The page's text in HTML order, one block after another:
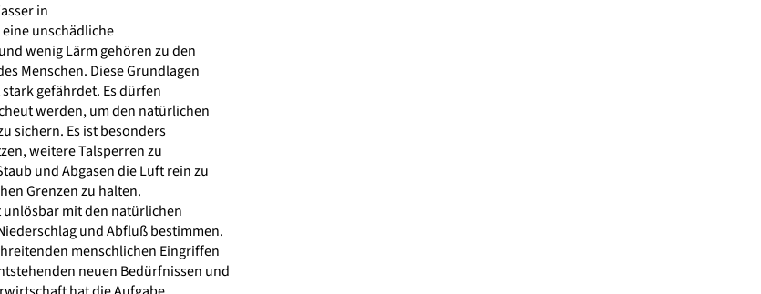
in
unschädliche
wenig Lärm gehören zu den
Menschen. Diese Grundlagen
gefährdet. Es dürfen
werden, um den natürlichen
sichern. Es ist besonders
weitere Talsperren zu
und Abgasen die Luft rein zu
Grenzen zu halten.
unlösbar mit den natürlichen
und Abfluß bestimmen.
menschlichen Eingriffen
neuen Bedürfnissen und